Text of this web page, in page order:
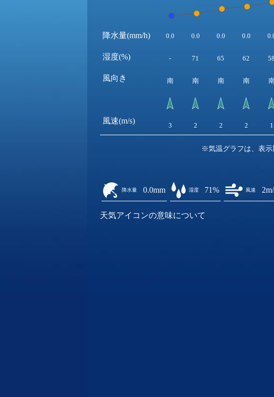
降水量(mm/h)
湿度(%)
風向き
風速(m/s)
0.0 0.0 0.0 0.0
- 71 65 62 58
南 南 南 南
3 2 2 2 1
※気温グラフは、表示
降水量 0.0mm 湿度 71% 風速
天気アイコンの意味について